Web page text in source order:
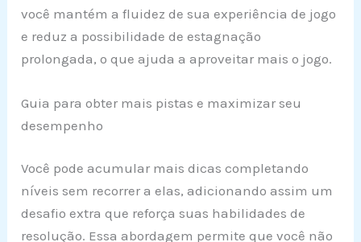
você mantém a fluidez de sua experiência de jogo
e reduz a possibilidade de estagnação
prolongada, o que ajuda a aproveitar mais o jogo.
Guia para obter mais pistas e maximizar seu
desempenho
Você pode acumular mais dicas completando
níveis sem recorrer a elas, adicionando assim um
desafio extra que reforça suas habilidades de
resolução. Essa abordagem permite que você não